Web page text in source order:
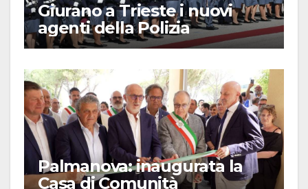
Giurano a Trieste i nuovi
agenti della Polizia
Palmanova: inaugurata la
Casa di Comunità